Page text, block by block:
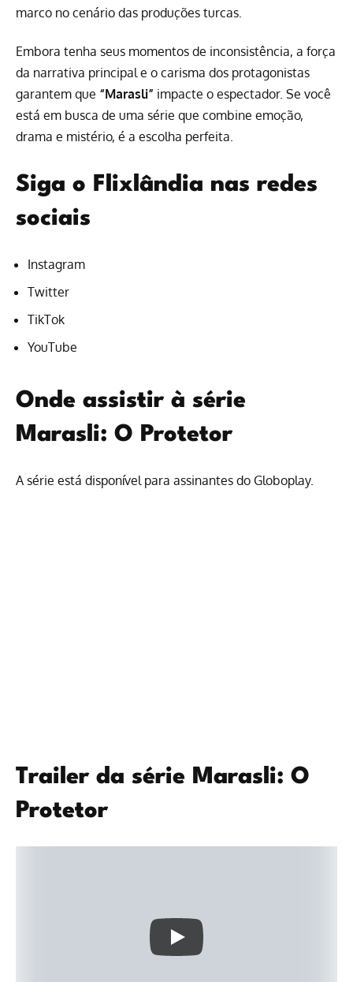
marco no cenário das produções turcas.
Embora tenha seus momentos de inconsistência, a força
da narrativa principal e o carisma dos protagonistas
garantem que “Marasli” impacte o espectador. Se você
está em busca de uma série que combine emoção,
drama e mistério, é a escolha perfeita.
Siga o Flixlândia nas redes
sociais
Instagram
Twitter
TikTok
YouTube
Onde assistir à série
Marasli: O Protetor
A série está disponível para assinantes do Globoplay.
Trailer da série Marasli: O
Protetor